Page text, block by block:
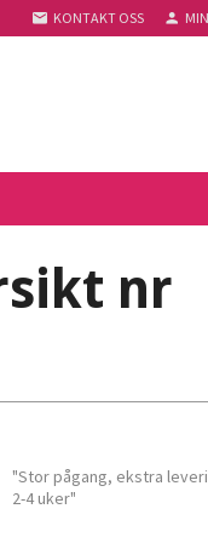
KONTAKT OSS
nr
"Stor pågang, ekstra
2-4 uker"